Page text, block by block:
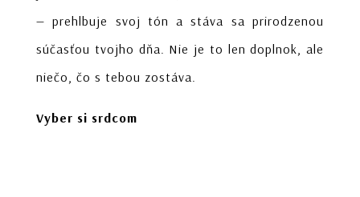
— prehlbuje svoj tón a stáva sa prirodzenou
súčasťou tvojho dňa. Nie je to len doplnok, ale
niečo, čo s tebou zostáva.
Vyber si srdcom